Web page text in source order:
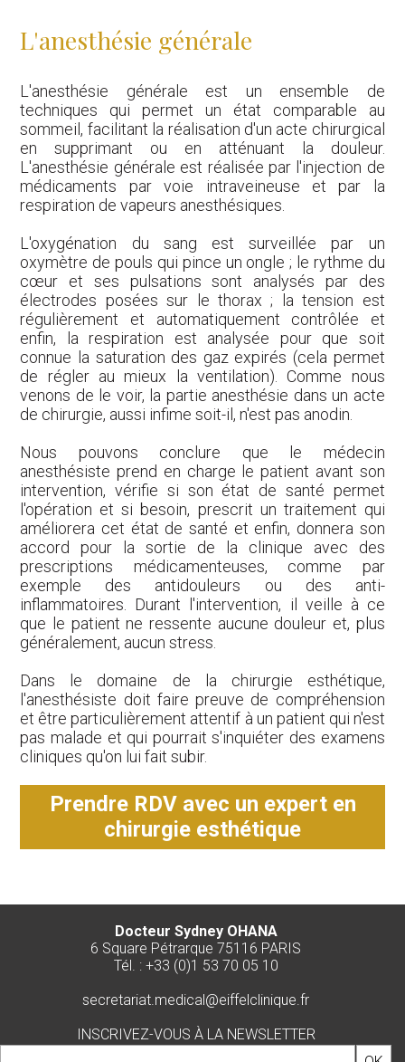
L'anesthésie générale
L'anesthésie générale est un ensemble de
techniques qui permet un état comparable au
sommeil, facilitant la réalisation d'un acte chirurgical
en supprimant ou en atténuant la douleur.
L'anesthésie générale est réalisée par l'injection de
médicaments par voie intraveineuse et par la
respiration de vapeurs anesthésiques.
L'oxygénation du sang est surveillée par un
oxymètre de pouls qui pince un ongle ; le rythme du
cœur et ses pulsations sont analysés par des
électrodes posées sur le thorax ; la tension est
régulièrement et automatiquement contrôlée et
enfin, la respiration est analysée pour que soit
connue la saturation des gaz expirés (cela permet
de régler au mieux la ventilation). Comme nous
venons de le voir, la partie anesthésie dans un acte
de chirurgie, aussi infime soit-il, n'est pas anodin.
Nous pouvons conclure que le médecin
anesthésiste prend en charge le patient avant son
intervention, vérifie si son état de santé permet
l'opération et si besoin, prescrit un traitement qui
améliorera cet état de santé et enfin, donnera son
accord pour la sortie de la clinique avec des
prescriptions médicamenteuses, comme par
exemple des antidouleurs ou des anti-
inflammatoires. Durant l'intervention, il veille à ce
que le patient ne ressente aucune douleur et, plus
généralement, aucun stress.
Dans le domaine de la chirurgie esthétique,
l'anesthésiste doit faire preuve de compréhension
et être particulièrement attentif à un patient qui n'est
pas malade et qui pourrait s'inquiéter des examens
cliniques qu'on lui fait subir.
Prendre RDV avec un expert en
chirurgie esthétique
Docteur Sydney OHANA
6 Square Pétrarque 75116 PARIS
Tél. : +33 (0)1 53 70 05 10
secretariat.medical@eiffelclinique.fr
INSCRIVEZ-VOUS À LA NEWSLETTER